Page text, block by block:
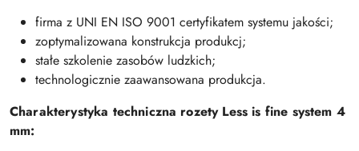
firma z UNI EN ISO 9001 certyfikatem systemu jakości;
zoptymalizowana konstrukcja produkcj;
stałe szkolenie zasobów ludzkich;
technologicznie zaawansowana produkcja.
Charakterystyka techniczna rozety Less is fine system 4
mm: